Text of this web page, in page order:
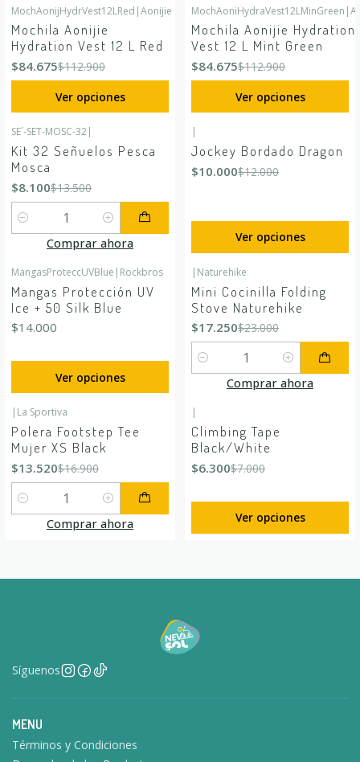
-25%OFF
MochAonijHydrVest12LRed |Aonijie
Mochila Aonijie
Hydration Vest 12 L Red
$84.675$112.900
Ver opciones
-25%OFF
MochAoniHydraVest12LMinGreen |
Mochila Aonijie Hydration
Vest 12 L Mint Green
$84.675$112.900
Ver opciones
SE´-SET-MOSC-32|
Kit 32 Señuelos Pesca
Mosca
$8.100$13.500
Cantidad
Comprar ahora
|
Jockey Bordado Dragon
$10.000$12.000
Ver opciones
MangasProteccUVBlue | Rockbros
Mangas Protección UV
Ice + 50 Silk Blue
$14.000
Ver opciones
| Naturehike
Mini Cocinilla Folding
Stove Naturehike
$17.250$23.000
Cantidad
Comprar ahora
-20%
| La Sportiva
Polera Footstep Tee
Mujer XS Black
$13.520$16.900
Cantidad
Comprar ahora
|
Climbing Tape
Black/White
$6.300$7.000
Ver opciones
Síguenos
MENU
Términos y Condiciones